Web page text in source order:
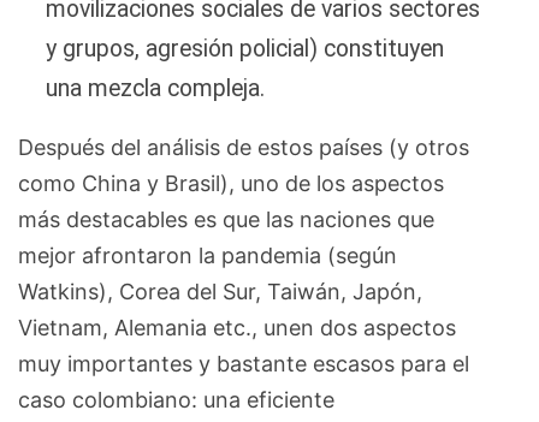
movilizaciones sociales de varios sectores
y grupos, agresión policial) constituyen
una mezcla compleja.
Después del análisis de estos países (y otros
como China y Brasil), uno de los aspectos
más destacables es que las naciones que
mejor afrontaron la pandemia (según
Watkins), Corea del Sur, Taiwán, Japón,
Vietnam, Alemania etc., unen dos aspectos
muy importantes y bastante escasos para el
caso colombiano: una eficiente